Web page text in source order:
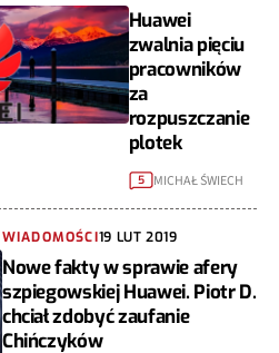
Huawei
zwalnia pięciu
pracowników
za
rozpuszczanie
plotek
5 MICHAŁ ŚWIECH
WIADOMOŚCI19 LUT 2019
Nowe fakty w sprawie afery
szpiegowskiej Huawei. Piotr D.
chciał zdobyć zaufanie
Chińczyków